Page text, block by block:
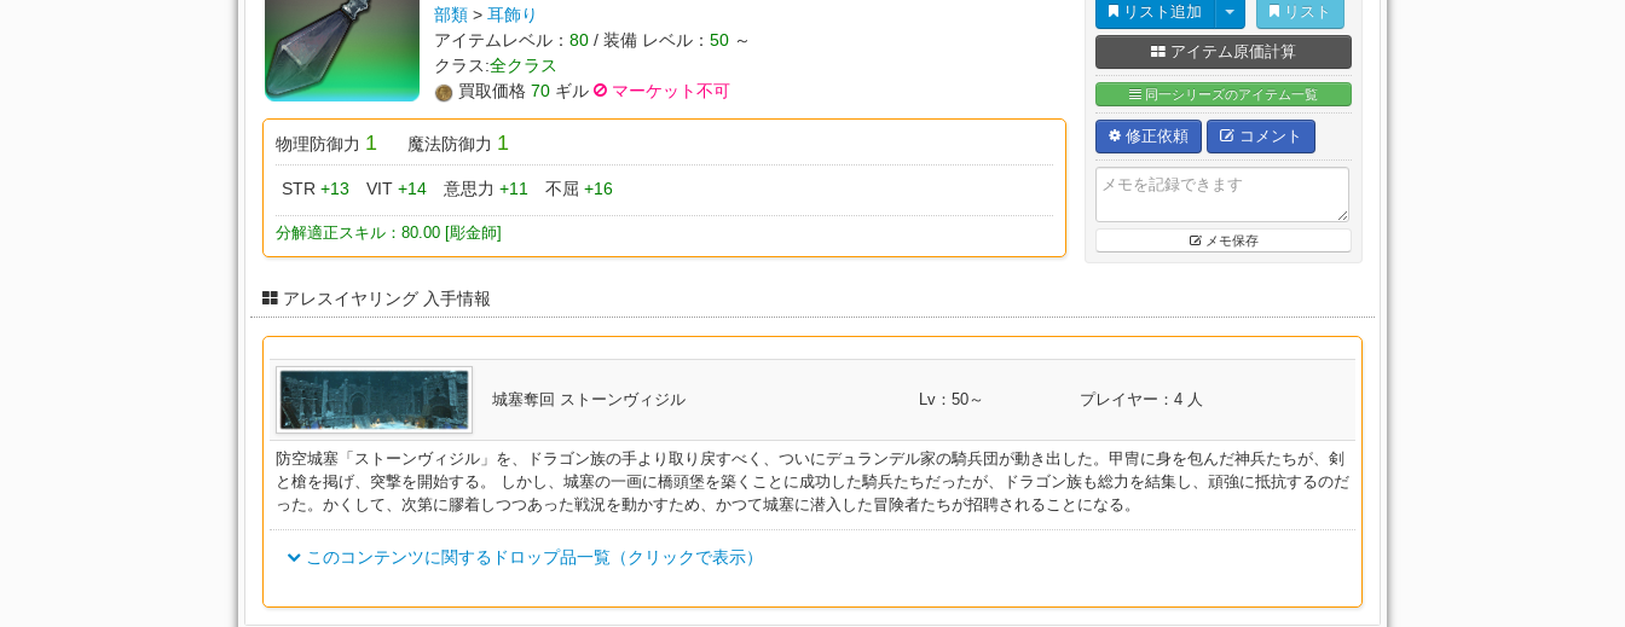
部類 > 耳飾り
アイテムレベル： 80 / 装備 レベル： 50 ～
クラス:全クラス
買取価格 70 ギル マーケット不可
物理防御力 1 魔法防御力 1
STR +13 VIT +14 意思力 +11 不屈 +16
分解適正スキル：80.00 [彫金師]
リスト追加 リスト
アイテム原価計算
同一シリーズのアイテム一覧
修正依頼 コメント
メモ保存
アレスイヤリング 入手情報
城塞奪回 ストーンヴィジル Lv：50～ プレイヤー：4 人
防空城塞「ストーンヴィジル」を、ドラゴン族の手より取り戻すべく、ついにデュランデル家の騎兵団が動き出した。甲冑に身を包んだ神兵たちが、剣
と槍を掲げ、突撃を開始する。 しかし、城塞の一画に橋頭堡を築くことに成功した騎兵たちだったが、ドラゴン族も総力を結集し、頑強に抵抗するのだ
った。かくして、次第に膠着しつつあった戦況を動かすため、かつて城塞に潜入した冒険者たちが招聘されることになる。
このコンテンツに関するドロップ品一覧（クリックで表示）